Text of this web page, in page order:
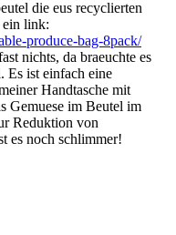
die eus recyclierten
ein link:
produce-bag-8pack/
nichts, da braeuchte es
Es ist einfach eine
Handtasche mit
Gemuese im Beutel im
Reduktion von
es noch schlimmer!